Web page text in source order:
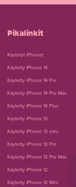
Pikalinkit
Käytetyt iPhonet
Käytetty iPhone 14
Käytetty iPhone 14 Pro
Käytetty iPhone 14 Pro Max
Käytetty iPhone 14 Plus
Käytetty iPhone 13
Käytetty iPhone 13 mini
Käytetty iPhone 13 Pro
Käytetty iPhone 13 Pro Max
Käytetty iPhone 12
Käytetty iPhone 12 Mini